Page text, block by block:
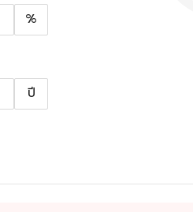
%
ปี